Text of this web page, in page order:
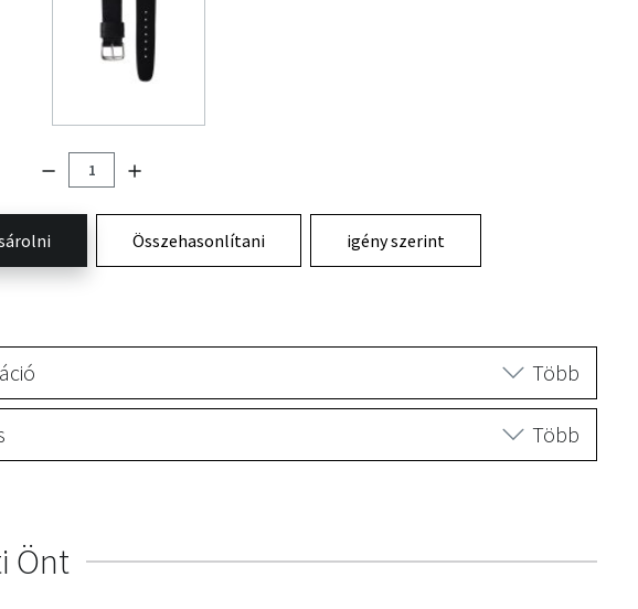
Összehasonlítani igény szerint
Több
Több
Önt